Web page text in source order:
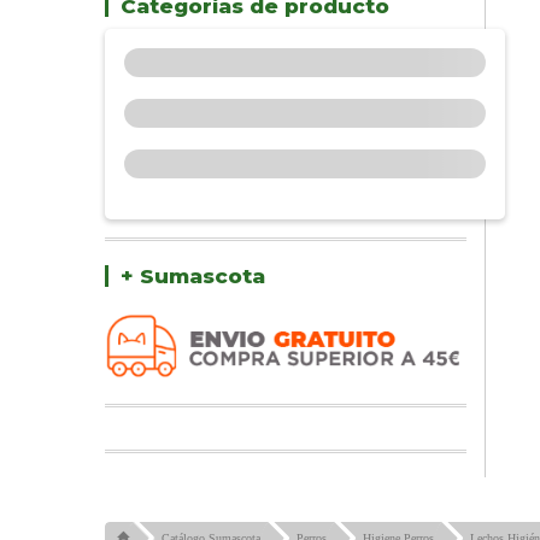
Categorías de producto
+ Sumascota